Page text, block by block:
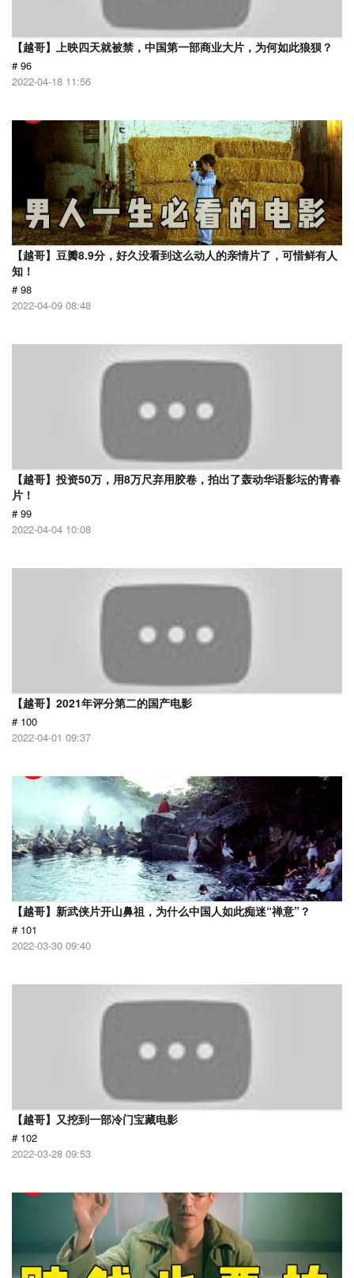
【越哥】上映四天就被禁，中国第一部商业大片，为何如此狼狈？
# 96
2022-04-18 11:56
【越哥】豆瓣8.9分，好久没看到这么动人的亲情片了，可惜鲜有人
知！
# 98
2022-04-09 08:48
【越哥】投资50万，用8万尺弃用胶卷，拍出了轰动华语影坛的青春
片！
# 99
2022-04-04 10:08
【越哥】2021年评分第二的国产电影
# 100
2022-04-01 09:37
【越哥】新武侠片开山鼻祖，为什么中国人如此痴迷“禅意”？
# 101
2022-03-30 09:40
【越哥】又挖到一部冷门宝藏电影
# 102
2022-03-28 09:53